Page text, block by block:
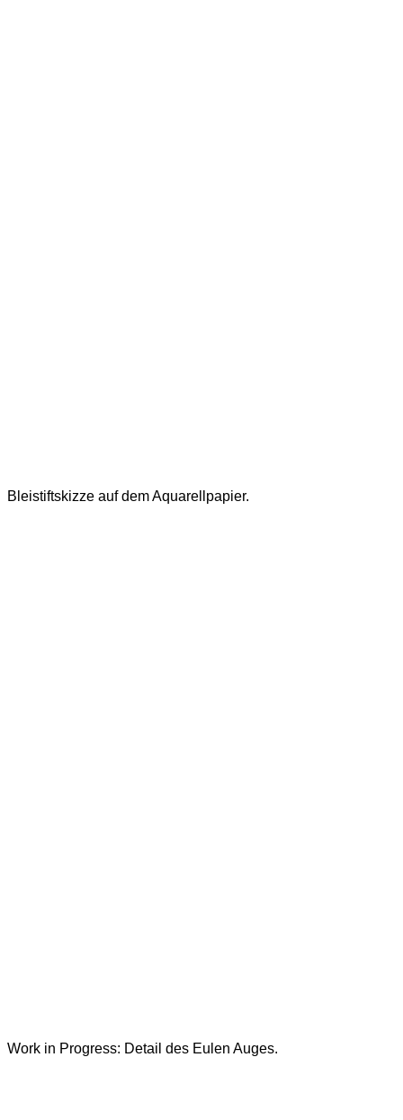
Bleistiftskizze auf dem Aquarellpapier.
Work in Progress: Detail des Eulen Auges.